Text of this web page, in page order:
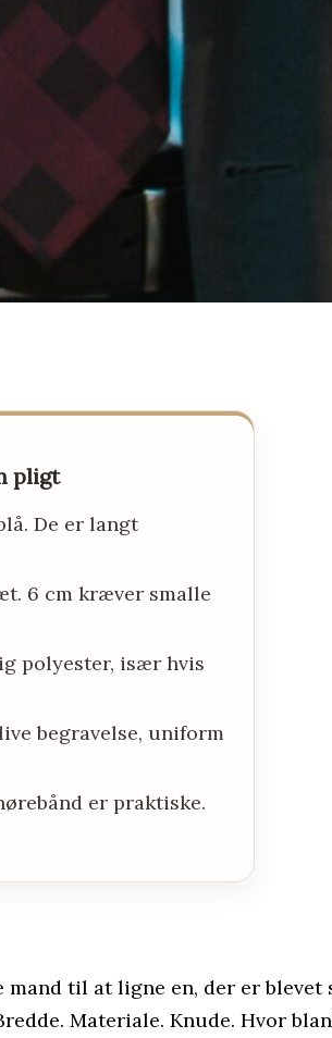
pligt
De er langt
6 cm kræver smalle
polyester, især hvis
begravelse, uniform
er praktiske.
til at ligne en, der er blevet
Materiale. Knude. Hvor